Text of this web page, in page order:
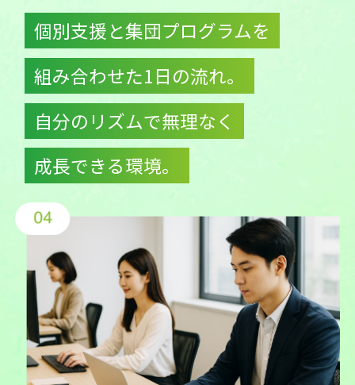
個別支援と集団プログラムを
組み合わせた1日の流れ。
自分のリズムで無理なく
成長できる環境。